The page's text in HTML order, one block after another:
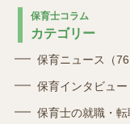
保育士コラム
カテゴリー
保育ニュース（76
保育インタビュー
保育士の就職・転